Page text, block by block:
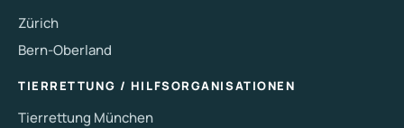
Zürich
Bern-Oberland
TIERRETTUNG / HILFSORGANISATIONEN
Tierrettung München